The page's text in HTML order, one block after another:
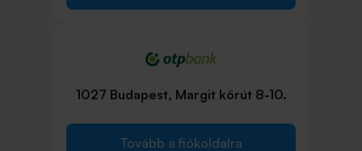
1027 Budapest, Margit körút 8-10.
Tovább a fiókoldalra